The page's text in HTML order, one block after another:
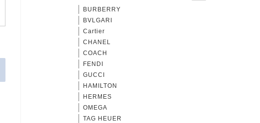
BURBERRY
BVLGARI
Cartier
CHANEL
COACH
FENDI
GUCCI
HAMILTON
HERMES
OMEGA
TAG HEUER